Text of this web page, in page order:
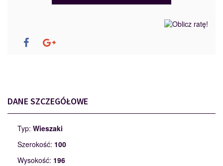
DANE SZCZEGÓŁOWE
Typ: Wieszaki
Szerokość: 100
Wysokość: 196